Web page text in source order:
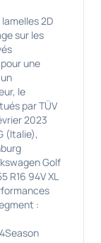
lamelles 2D
sur les
une
le
par TÜV
2023
(Italie),
Golf
R16 94V XL
: